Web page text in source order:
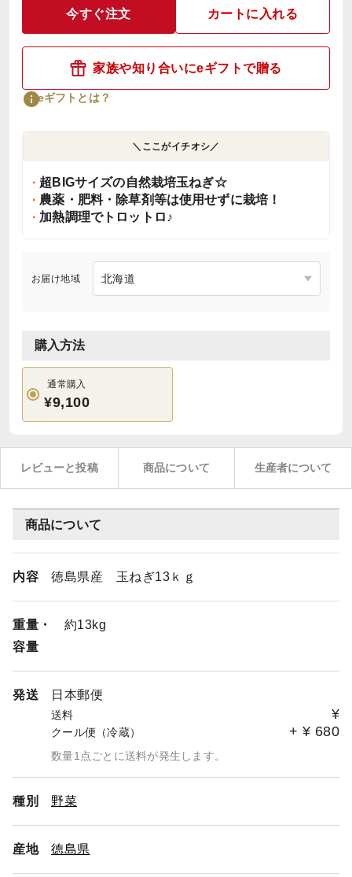
今すぐ注文 カートに入れる
家族や知り合いにeギフトで贈る
eギフトとは？
＼ここがイチオシ／
超BIGサイズの自然栽培玉ねぎ☆
農薬・肥料・除草剤等は使用せずに栽培！
加熱調理でトロットロ♪
お届け地域
購入方法
通常購入
¥9,100
レビューと投稿 商品について 生産者について
商品について
内容 徳島県産 玉ねぎ13ｋｇ
重量・
容量
約13kg
発送 日本郵便
送料 ¥
クール便（冷蔵） + ¥ 680
数量1点ごとに送料が発生します。
種別 野菜
産地 徳島県